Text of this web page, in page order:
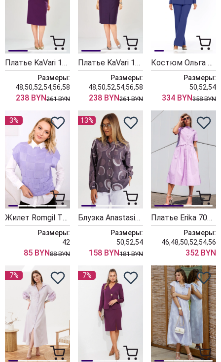
Платье KaVari 1162-1 баклажан
Размеры:
48,50,52,54,56,58
238 BYN261 BYN
Платье KaVari 1161 баклажан
Размеры:
48,50,52,54,56,58
238 BYN261 BYN
Костюм Ольга Стиль С1042 сине-фиолетовый
Размеры:
50,52,54
334 BYN358 BYN
3%
Жилет Romgil ТН431 сиреневая
Размеры:
42
85 BYN88 BYN
13%
Блузка Anastasia 1380 фиолетовый
Размеры:
50,52,54
158 BYN181 BYN
Платье Erika 7058 лиловый
Размеры:
46,48,50,52,54,56
352 BYN
7% 7%